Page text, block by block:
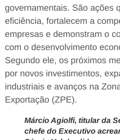
governamentais. São ações
eficiência, fortalecem a
empresas e demonstram o
com o desenvolvimento
Segundo ele, os próximos
por novos investimentos,
industriais e avanços na
Exportação (ZPE).
Márcio Agiolfi, titular da
chefe do Executivo